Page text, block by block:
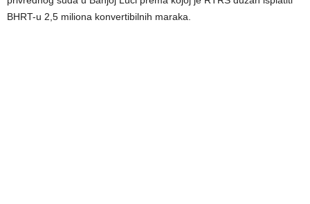
BHRT-u 2,5 miliona konvertibilnih maraka.